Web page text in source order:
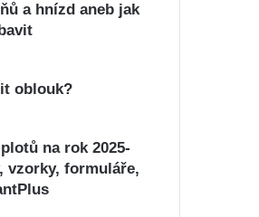
a hnízd aneb jak
oblouk?
na rok 2025-
vzorky, formuláře,